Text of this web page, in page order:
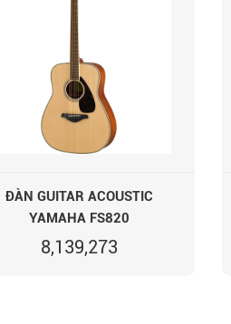
ĐÀN GUITAR ACOUSTIC
YAMAHA FS820
8,139,273